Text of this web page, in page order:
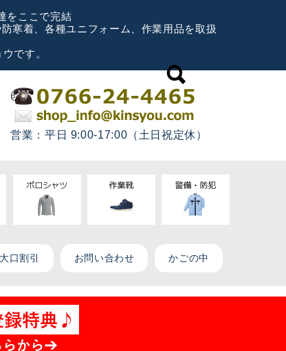
をここで完結
寒着、各種ユニフォーム、作業用品を取扱
です。
営業：平日 9:00-17:00（土日祝定休）
大口割引 お問い合わせ かごの中